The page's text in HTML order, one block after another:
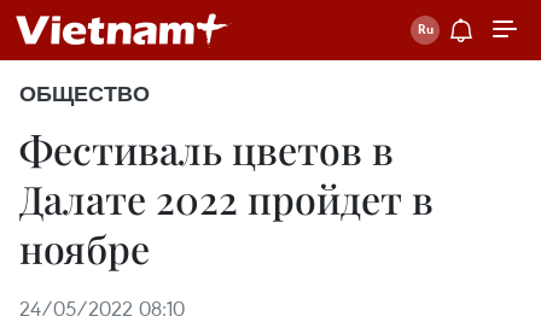
ОБЩЕСТВО
Фестиваль цветов в
Далате 2022 пройдет в
ноябре
24/05/2022 08:10